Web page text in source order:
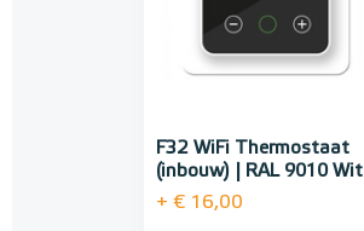
F32 WiFi Thermostaat
(inbouw) | RAL 9010 Wit
+ € 16,00